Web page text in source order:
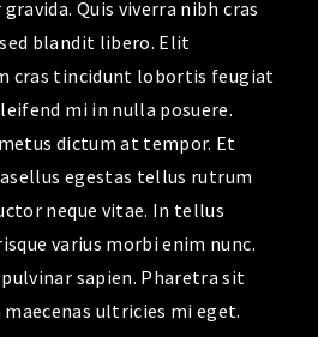
Quis viverra nibh cras
blandit libero. Elit
cras tincidunt lobortis feugiat
mi in nulla posuere.
dictum at tempor. Et
egestas tellus rutrum
neque vitae. In tellus
varius morbi enim nunc.
sapien. Pharetra sit
ultricies mi eget.